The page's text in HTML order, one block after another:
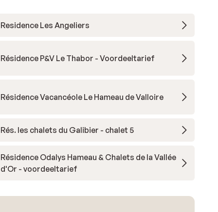
Residence Les Angeliers
Résidence P&V Le Thabor - Voordeeltarief
Résidence Vacancéole Le Hameau de Valloire
Rés. les chalets du Galibier - chalet 5
Résidence Odalys Hameau & Chalets de la Vallée
d'Or - voordeeltarief